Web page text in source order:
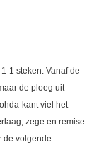
1 steken. Vanaf de
de ploeg uit
kant viel het
zege en remise
de volgende